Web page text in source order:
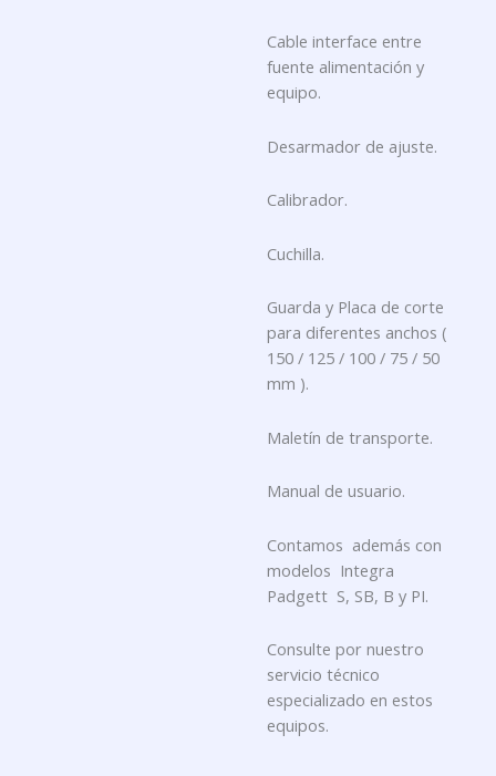
Cable interface entre
fuente alimentación y
equipo.
Desarmador de ajuste.
Calibrador.
Cuchilla.
Guarda y Placa de corte
para diferentes anchos (
150 / 125 / 100 / 75 / 50
mm ).
Maletín de transporte.
Manual de usuario.
Contamos además con
modelos Integra
Padgett S, SB, B y PI.
Consulte por nuestro
servicio técnico
especializado en estos
equipos.